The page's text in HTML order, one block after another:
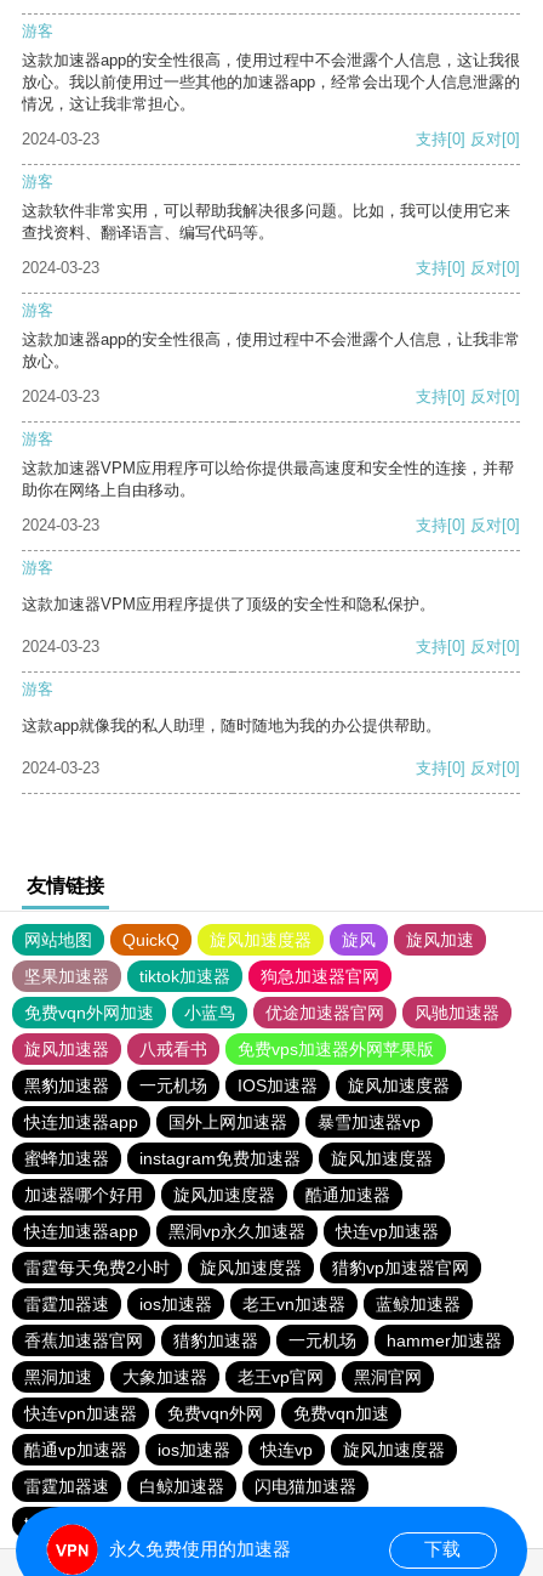
游客
这款加速器app的安全性很高，使用过程中不会泄露个人信息，这让我很
放心。我以前使用过一些其他的加速器app，经常会出现个人信息泄露的
情况，这让我非常担心。
2024-03-23
支持[0] 反对[0]
游客
这款软件非常实用，可以帮助我解决很多问题。比如，我可以使用它来
查找资料、翻译语言、编写代码等。
2024-03-23
支持[0] 反对[0]
游客
这款加速器app的安全性很高，使用过程中不会泄露个人信息，让我非常
放心。
2024-03-23
支持[0] 反对[0]
游客
这款加速器VPM应用程序可以给你提供最高速度和安全性的连接，并帮
助你在网络上自由移动。
2024-03-23
支持[0] 反对[0]
游客
这款加速器VPM应用程序提供了顶级的安全性和隐私保护。
2024-03-23 支持[0] 反对[0]
游客
这款app就像我的私人助理，随时随地为我的办公提供帮助。
2024-03-23 支持[0] 反对[0]
友情链接
网站地图 QuickQ 旋风加速度器 旋风
旋风加速
坚果加速器
tiktok加速器
狗急加速器官网
免费vqn外网加速
小蓝鸟 优途加速器官网
风驰加速器
旋风加速器
八戒看书
免费vps加速器外网苹果版
黑豹加速器
一元机场 IOS加速器
旋风加速度器
快连加速器app
国外上网加速器
暴雪加速器vp
蜜蜂加速器
instagram免费加速器
旋风加速度器
加速器哪个好用
旋风加速度器
酷通加速器
快连加速器app
黑洞vp永久加速器
快连vp加速器
雷霆每天免费2小时
旋风加速度器
猎豹vp加速器官网
雷霆加器速
ios加速器 老王vn加速器
蓝鲸加速器
香蕉加速器官网
猎豹加速器 一元机场
hammer加速器
黑洞加速
大象加速器 老王vp官网
黑洞官网
快连vρn加速器
免费vqn外网
免费vqn加速
酷通vp加速器
ios加速器 快连vp
旋风加速度器
雷霆加器速
白鲸加速器
闪电猫加速器
telegeram苹果加速器
永久免费使用的加速器 下载